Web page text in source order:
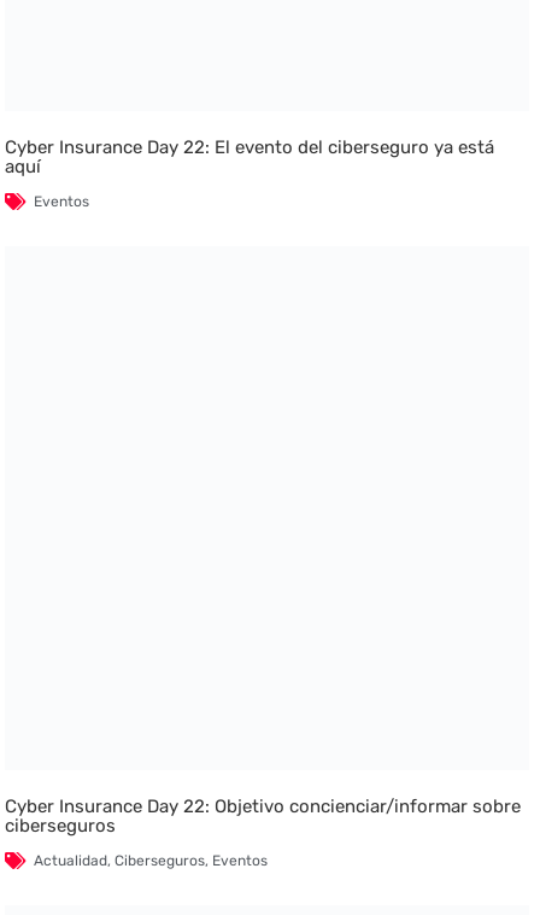
Cyber Insurance Day 22: El evento del ciberseguro ya está
aquí
Eventos
Cyber Insurance Day 22: Objetivo concienciar/informar sobre
ciberseguros
Actualidad,Ciberseguros, Eventos